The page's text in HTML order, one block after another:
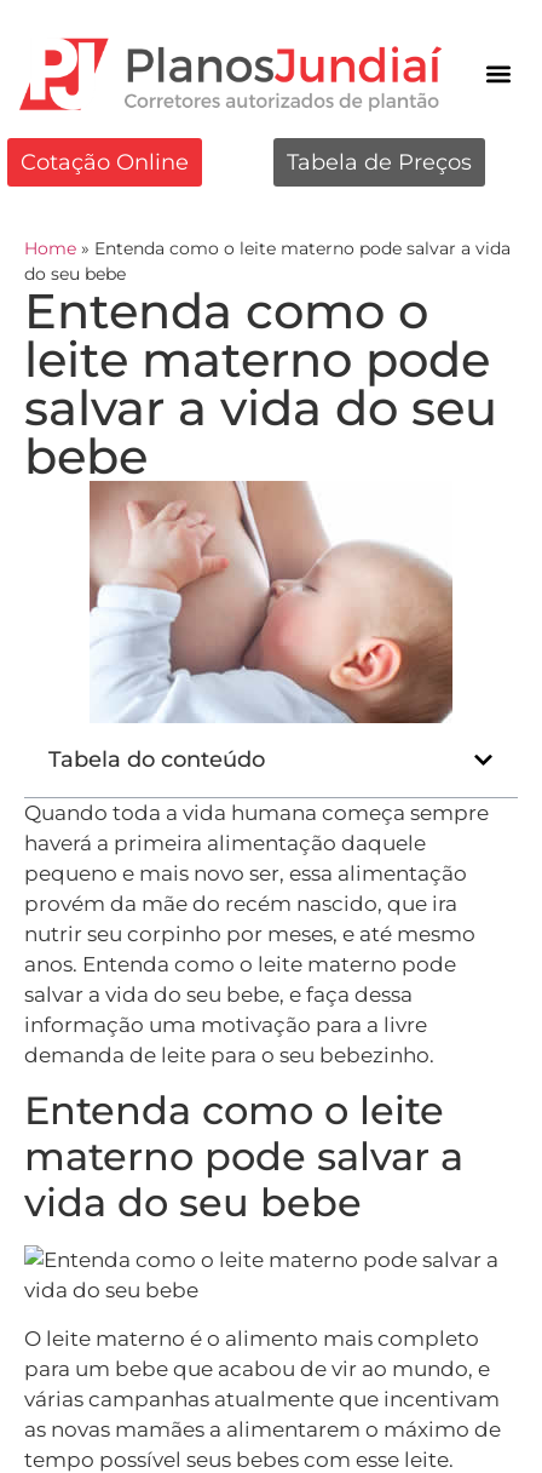
Cotação Online Tabela de Preços
Home » Entenda como o leite materno pode salvar a vida
do seu bebe
Entenda como o
leite materno pode
salvar a vida do seu
bebe
Tabela do conteúdo
Quando toda a vida humana começa sempre
haverá a primeira alimentação daquele
pequeno e mais novo ser, essa alimentação
provém da mãe do recém nascido, que ira
nutrir seu corpinho por meses, e até mesmo
anos. Entenda como o leite materno pode
salvar a vida do seu bebe, e faça dessa
informação uma motivação para a livre
demanda de leite para o seu bebezinho.
Entenda como o leite
materno pode salvar a
vida do seu bebe
O leite materno é o alimento mais completo
para um bebe que acabou de vir ao mundo, e
várias campanhas atualmente que incentivam
as novas mamães a alimentarem o máximo de
tempo possível seus bebes com esse leite.